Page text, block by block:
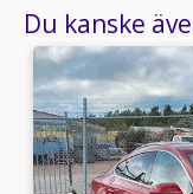
Du kanske